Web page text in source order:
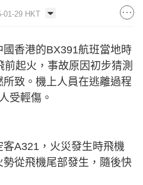
01-29 HKT
香港的BX391航班當地時
起火，事故原因初步猜測
致。機上人員在逃離過程
受輕傷。
A321，火災發生時飛機
從飛機尾部發生，隨後快